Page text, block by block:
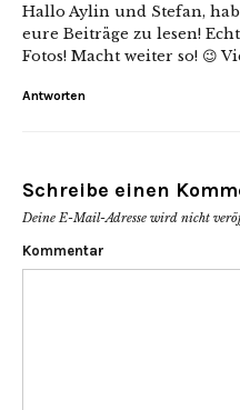
Hallo Aylin und Stefan,
eure Beiträge zu lesen!
Fotos! Macht weiter so! 😉
Antworten
Schreibe einen
Deine E-Mail-Adresse wird nicht
Kommentar